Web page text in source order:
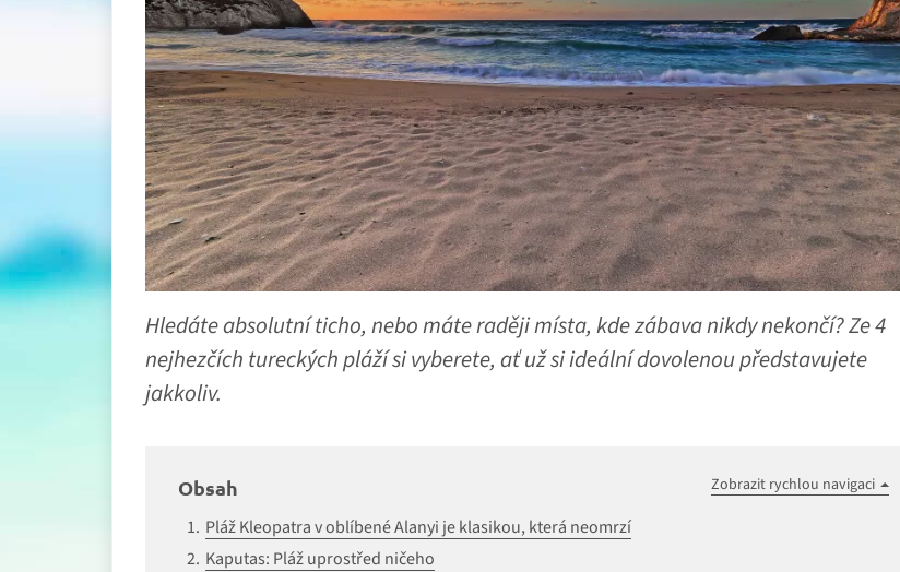
Hledáte absolutní ticho, nebo máte raději místa, kde zábava nikdy nekončí? Ze 4
nejhezčích tureckých pláží si vyberete, ať už si ideální dovolenou představujete
jakkoliv.
Obsah Zobrazit rychlou navigaci
Pláž Kleopatra v oblíbené Alanyi je klasikou, která neomrzí
Kaputas: Pláž uprostřed ničeho